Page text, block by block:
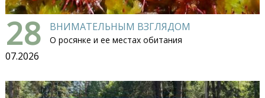
28
07.2026
ВНИМАТЕЛЬНЫМ ВЗГЛЯДОМ
О росянке и ее местах обитания